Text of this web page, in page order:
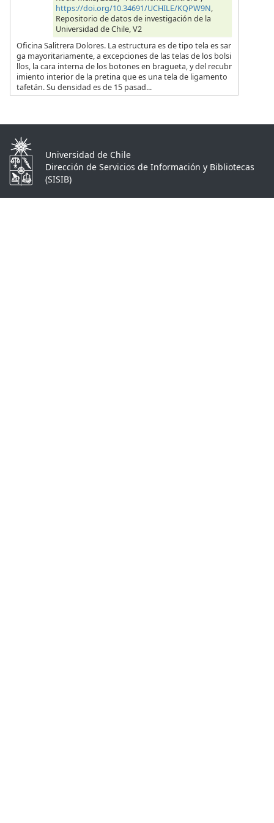
https://doi.org/10.34691/UCHILE/KQPW9N,
Repositorio de datos de investigación de la
Universidad de Chile, V2
Oficina Salitrera Dolores. La estructura es de tipo tela es sar
ga mayoritariamente, a excepciones de las telas de los bolsi
llos, la cara interna de los botones en bragueta, y del recubr
imiento interior de la pretina que es una tela de ligamento
tafetán. Su densidad es de 15 pasad...
Universidad de Chile
Dirección de Servicios de Información y Bibliotecas
(SISIB)